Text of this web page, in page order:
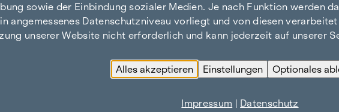
sowie der Einbindung sozialer Medien. Je nach Funktion werden
angemessenes Datenschutzniveau vorliegt und von diesen
unserer Website nicht erforderlich und kann jederzeit auf unserer
Alles akzeptieren Einstellungen Optionales
Impressum | Datenschutz